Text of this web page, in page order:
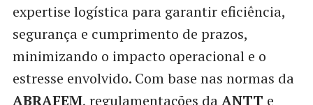
expertise logística para garantir eficiência,
segurança e cumprimento de prazos,
minimizando o impacto operacional e o
estresse envolvido. Com base nas normas da
ABRAFEM, regulamentações daANTT e